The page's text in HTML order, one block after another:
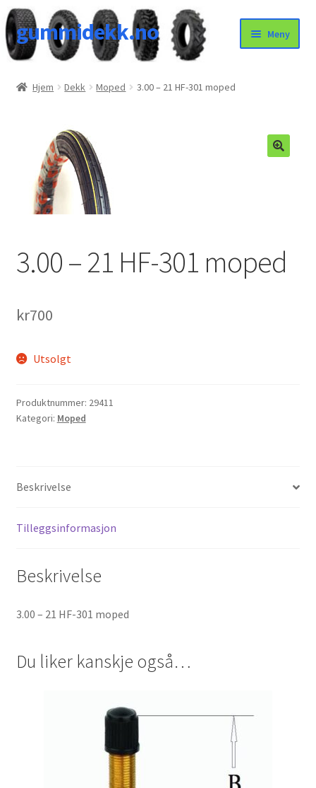
Hopp
til
navigasjon
Hopp
til
innhold
gummidekk.no Meny
Hjem Dekk Moped 3.00 – 21 HF-301 moped
3.00 – 21 HF-301 moped
kr700
Utsolgt
Produktnummer: 29411
Kategori: Moped
Beskrivelse
Tilleggsinformasjon
Beskrivelse
3.00 – 21 HF-301 moped
Du liker kanskje også…